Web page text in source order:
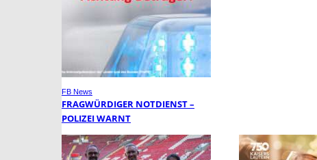
FB News
FRAGWÜRDIGER NOTDIENST –
POLIZEI WARNT